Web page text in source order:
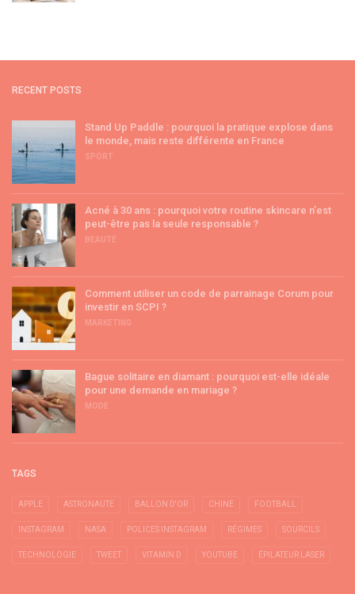
RECENT POSTS
Stand Up Paddle : pourquoi la pratique explose dans
le monde, mais reste différente en France
SPORT
Acné à 30 ans : pourquoi votre routine skincare n’est
peut-être pas la seule responsable ?
BEAUTÉ
Comment utiliser un code de parrainage Corum pour
investir en SCPI ?
MARKETING
Bague solitaire en diamant : pourquoi est-elle idéale
pour une demande en mariage ?
MODE
TAGS
APPLE ASTRONAUTE BALLON D'OR CHINE FOOTBALL
INSTAGRAM NASA POLICES INSTAGRAM RÉGIMES SOURCILS
TECHNOLOGIE TWEET VITAMIN D YOUTUBE ÉPILATEUR LASER